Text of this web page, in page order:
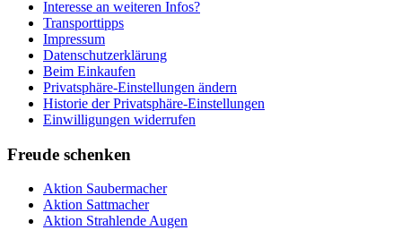
Interesse an weiteren Infos?
Transporttipps
Impressum
Datenschutzerklärung
Beim Einkaufen
Privatsphäre-Einstellungen ändern
Historie der Privatsphäre-Einstellungen
Einwilligungen widerrufen
Freude schenken
Aktion Saubermacher
Aktion Sattmacher
Aktion Strahlende Augen